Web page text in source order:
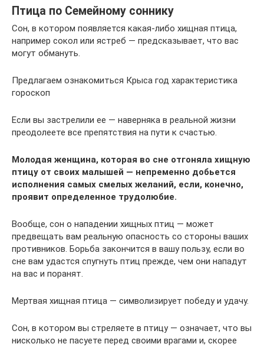
Птица по Семейному соннику
Сон, в котором появляется какая-либо хищная птица,
например сокол или ястреб — предсказывает, что вас
могут обмануть.
Предлагаем ознакомиться Крыса год характеристика
гороскоп
Если вы застрелили ее — наверняка в реальной жизни
преодолеете все препятствия на пути к счастью.
Молодая женщина, которая во сне отгоняла хищную
птицу от своих малышей — непременно добьется
исполнения самых смелых желаний, если, конечно,
проявит определенное трудолюбие.
Вообще, сон о нападении хищных птиц — может
предвещать вам реальную опасность со стороны ваших
противников. Борьба закончится в вашу пользу, если во
сне вам удастся спугнуть птиц прежде, чем они нападут
на вас и поранят.
Мертвая хищная птица — символизирует победу и удачу.
Сон, в котором вы стреляете в птицу — означает, что вы
нисколько не пасуете перед своими врагами и, скорее